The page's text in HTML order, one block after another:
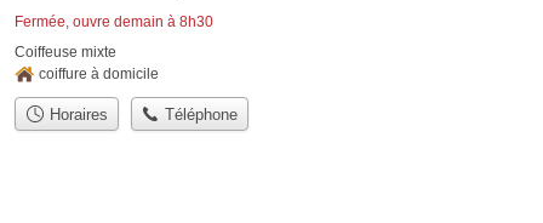
Fermée, ouvre demain à 8h30
Coiffeuse mixte
coiffure à domicile
Horaires Téléphone